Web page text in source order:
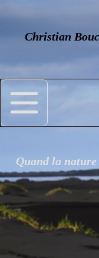
Christian
Quand la